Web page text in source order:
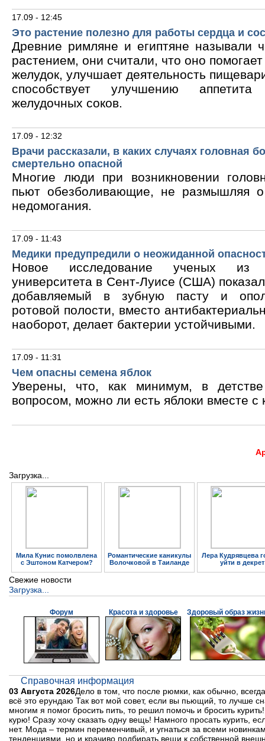
17.09 - 12:45
Это растение полезно для работы сердца и
Древние римляне и египтяне называли
растением, они считали, что оно
желудок, улучшает деятельность
способствует улучшению
желудочных соков.
17.09 - 12:32
Врачи рассказали, в каких случаях головная
смертельно опасной
Многие люди при возникновении
пьют обезболивающие, не размышляя о
недомогания.
17.09 - 11:43
Медики предупредили о неожиданной
Новое исследование ученых из
университета в Сент-Луисе (США)
добавляемый в зубную пасту и
ротовой полости, вместо
наоборот, делает бактерии устойчивыми.
17.09 - 11:31
Чем опасны семена яблок
Уверены, что, как минимум, в
вопросом, можно ли есть яблоки вместе с
Загрузка...
Мила Кунис помолвлена
с Эштоном Катчером?
Романтические каникулы
Волочковой в Таиланде
Лера Кудрявцева
уйти в декрет
Свежие новости
Загрузка...
Форум Красота и здоровье Здоровый образ
Справочная информация
03 Августа 2026Дело в том, что после рюмки, как обычно,
всё это ерундаю Так вот мой совет, если вы пьющий, то лучше
многим я помог бросить пить, то решил помочь и бросить
курю! Сразу хочу сказать одну вещь! Намного просать курить,
нет. Мода – термин переменчивый, и угнаться за всеми
тенденциями, но и крачиво подбирать вещи к собственной